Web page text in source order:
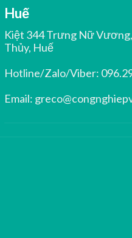
Huế
Kiệt 344 Trưng Nữ
Thủy, Huế
Hotline/Zalo/Viber:
Email: